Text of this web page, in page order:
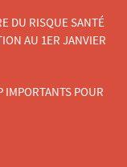
DU RISQUE SANTÉ
AU 1ER JANVIER
IMPORTANTS POUR